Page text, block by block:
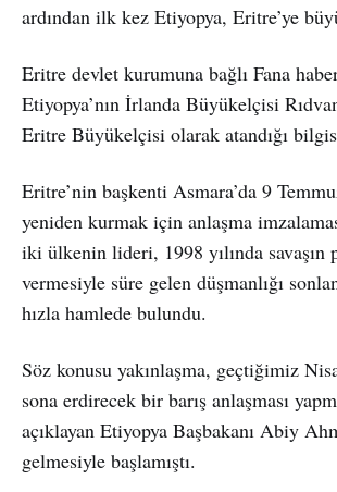
ardından ilk kez Etiyopya, Eritre’ye
Eritre devlet kurumuna bağlı Fana
Etiyopya’nın İrlanda Büyükelçisi
Eritre Büyükelçisi olarak atandığı
Eritre’nin başkenti Asmara’da 9
yeniden kurmak için anlaşma
iki ülkenin lideri, 1998 yılında savaşın
vermesiyle süre gelen düşmanlığı
hızla hamlede bulundu.
Söz konusu yakınlaşma, geçtiğimiz
sona erdirecek bir barış anlaşması
açıklayan Etiyopya Başbakanı Abiy
gelmesiyle başlamıştı.